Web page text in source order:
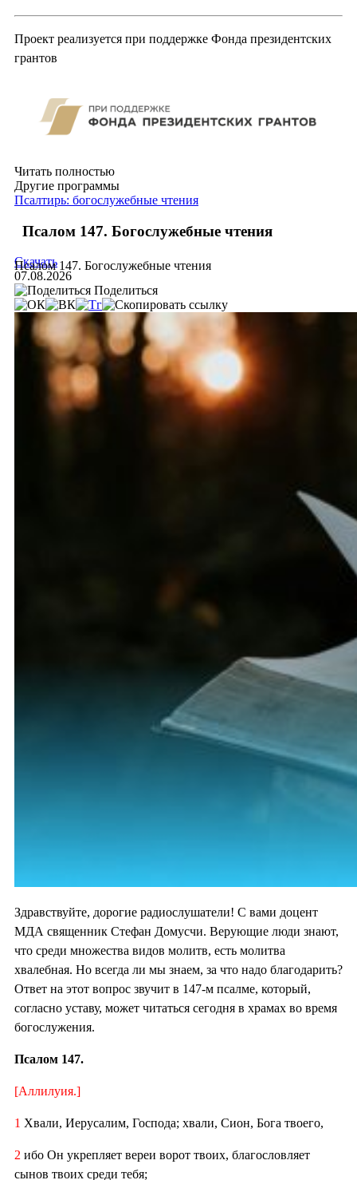
Проект реализуется при поддержке Фонда президентских
грантов
Читать полностью
Другие программы
Псалтирь: богослужебные чтения
Псалом 147. Богослужебные чтения
Псалом 147. Богослужебные чтения
Скачать
07.08.2026
Поделиться
Здравствуйте, дорогие радиослушатели! С вами доцент
МДА священник Стефан Домусчи. Верующие люди знают,
что среди множества видов молитв, есть молитва
хвалебная. Но всегда ли мы знаем, за что надо благодарить?
Ответ на этот вопрос звучит в 147-м псалме, который,
согласно уставу, может читаться сегодня в храмах во время
богослужения.
Псалом 147.
[Аллилуия.]
1 Хвали, Иерусалим, Господа; хвали, Сион, Бога твоего,
2 ибо Он укрепляет вереи ворот твоих, благословляет
сынов твоих среди тебя;